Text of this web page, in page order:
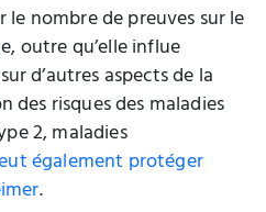
nombre de preuves sur le
outre qu’elle influe
d’autres aspects de la
des risques des maladies
2, maladies
également protéger
.